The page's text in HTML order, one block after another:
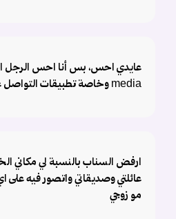
media وخاصة تطبيقات التواصل عندي ملاحظات عليه😂
ارفض السناب بالنسبة لي مكاني
عائلتي وصديقاتي واتصور فيه
مو زوجي